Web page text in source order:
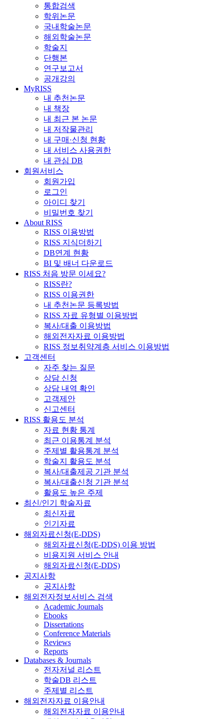
통합검색
학위논문
국내학술논문
해외학술논문
학술지
단행본
연구보고서
공개강의
MyRISS
내 추천논문
내 책장
내 최근 본 논문
내 저작물관리
내 구매·신청 현황
내 서비스 사용권한
내 관심 DB
회원서비스
회원가입
로그인
아이디 찾기
비밀번호 찾기
About RISS
RISS 이용방법
RISS 지식더하기
DB연계 현황
BI 및 배너 다운로드
RISS 처음 방문 이세요?
RISS란?
RISS 이용권한
내 추천논문 등록방법
RISS 자료 유형별 이용방법
복사/대출 이용방법
해외전자자료 이용방법
RISS 정보취약계층 서비스 이용방법
고객센터
자주 찾는 질문
상담 신청
상담 내역 확인
고객제안
신고센터
RISS 활용도 분석
자료 현황 통계
최근 이용통계 분석
주제별 활용통계 분석
학술지 활용도 분석
복사/대출제공 기관 분석
복사/대출신청 기관 분석
활용도 높은 주제
최신/인기 학술자료
최신자료
인기자료
해외자료신청(E-DDS)
해외자료신청(E-DDS) 이용 방법
비용지원 서비스 안내
해외자료신청(E-DDS)
공지사항
공지사항
해외전자정보서비스 검색
Academic Journals
Ebooks
Dissertations
Conference Materials
Reviews
Reports
Databases & Journals
전자저널 리스트
학술DB 리스트
주제별 리스트
해외전자자료 이용안내
해외전자자료 이용안내